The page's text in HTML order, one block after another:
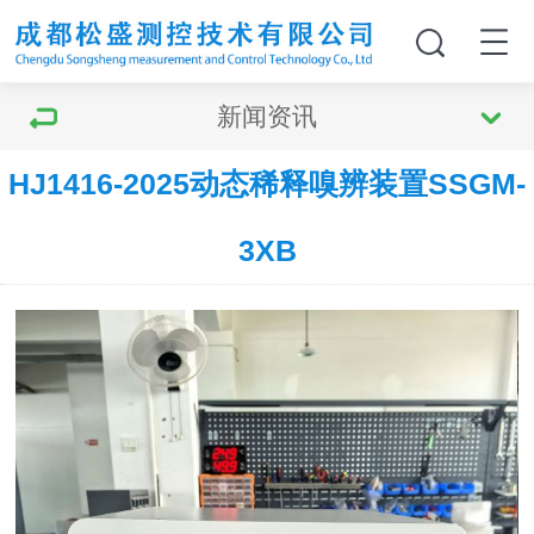
新闻资讯
HJ1416-2025动态稀释嗅辨装置SSGM-
3XB